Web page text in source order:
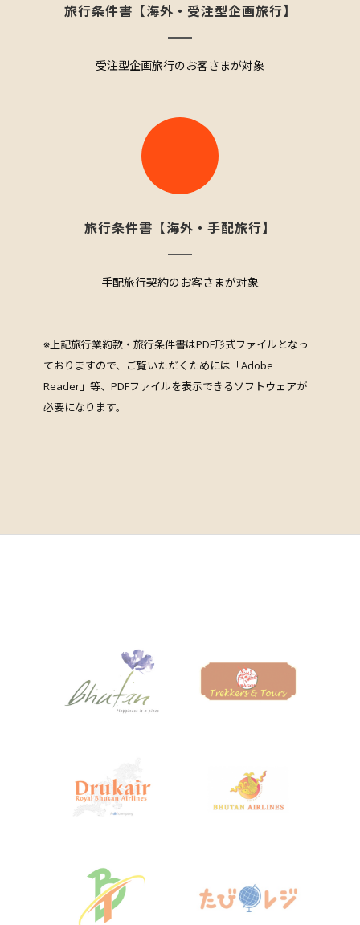
旅行条件書【海外・受注型企画旅行】
受注型企画旅行のお客さまが対象
旅行条件書【海外・手配旅行】
手配旅行契約のお客さまが対象
※上記旅行業約款・旅行条件書はPDF形式ファイルとなっ
ておりますので、ご覧いただくためには「Adobe
Reader」等、PDFファイルを表示できるソフトウェアが
必要になります。